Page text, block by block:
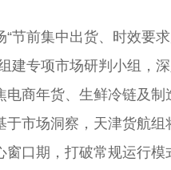
前集中出货、时效要
建专项市场研判小组，
电商年货、生鲜冷链及制
于市场洞察，天津货航组
窗口期，打破常规运行模